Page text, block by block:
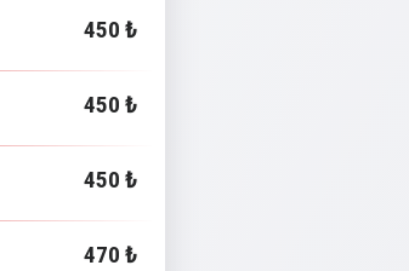
450 ₺
450 ₺
450 ₺
470 ₺